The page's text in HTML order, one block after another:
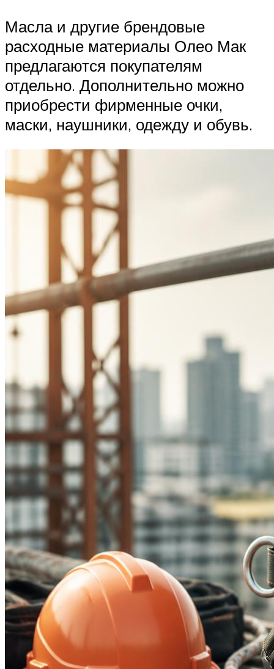
Масла и другие брендовые
расходные материалы Олео Мак
предлагаются покупателям
отдельно. Дополнительно можно
приобрести фирменные очки,
маски, наушники, одежду и обувь.